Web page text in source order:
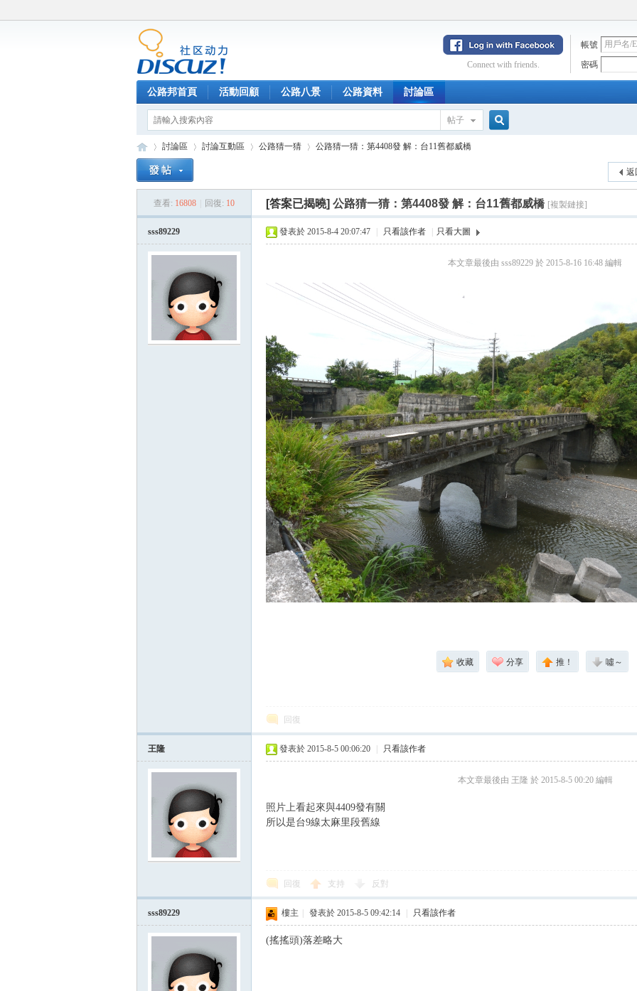
帳號
密碼
Connect with friends.
公路邦首頁 活動回顧 公路八景 公路資料 討論區
帖子
索
討論區
›
討論互動區 公路猜一猜
›
公路猜一猜：第4408發 解：台11舊都威橋
返
查看: 16808 回復: 10 [答案已揭曉] 公路猜一猜：第4408發 解：台11舊都威橋 [複製鏈接]
sss89229 發表於 2015-8-4 20:07:47 只看該作者 只看大圖
本文章最後由 sss89229 於 2015-8-16 16:48 編輯
收藏 分享 推！ 噓～
回復
王隆 發表於 2015-8-5 00:06:20 只看該作者
本文章最後由 王隆 於 2015-8-5 00:20 編輯
照片上看起來與4409發有關
所以是台9線太麻里段舊線
回復 支持 反對
sss89229 樓主 發表於 2015-8-5 09:42:14 只看該作者
(搖搖頭)落差略大